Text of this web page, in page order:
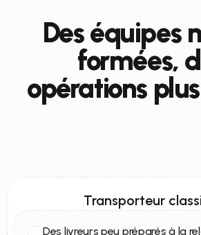
Impact Opérationnel
Des équipes
formées,
opérations
Transporteur
Des livreurs peu préparés à la